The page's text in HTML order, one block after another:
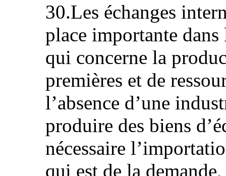
30.Les échanges
place importante
qui concerne la
premières et de
l’absence d’une
produire des biens
nécessaire
qui est de la